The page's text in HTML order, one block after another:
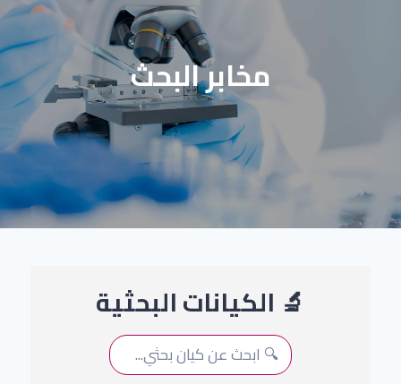
مخابر البحث
🔬 الكيانات البحثية